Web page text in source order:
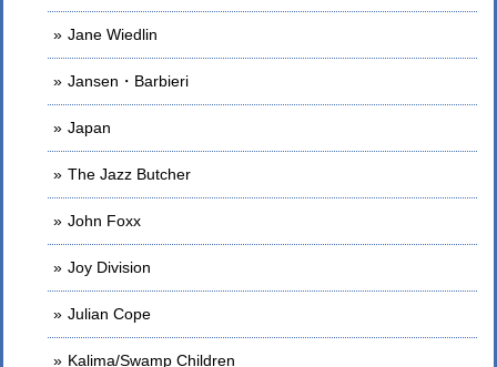
Jane Wiedlin
Jansen・Barbieri
Japan
The Jazz Butcher
John Foxx
Joy Division
Julian Cope
Kalima/Swamp Children